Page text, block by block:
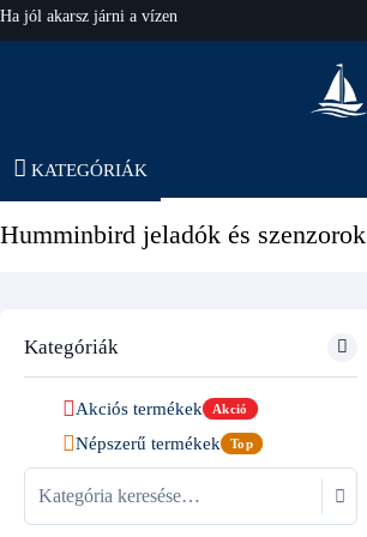
Ha jól akarsz járni a vízen
hajo-felszereles.hu
KATEGÓRIÁK
Humminbird jeladók és szenzorok
Kategóriák
Akciós termékek Akció
Népszerű termékek Top